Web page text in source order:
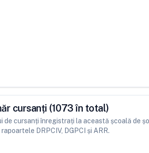
cursanți (1073 în total)
de cursanți înregistrați la această școală de
DRPCIV, DGPCI și ARR.